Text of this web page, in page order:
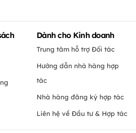
Dành cho Kinh doanh
Trung tâm hỗ trợ Đối tác
Hướng dẫn nhà hàng hợp
tác
Nhà hàng đăng ký hợp tác
Liên hệ về Đầu tư & Hợp tác